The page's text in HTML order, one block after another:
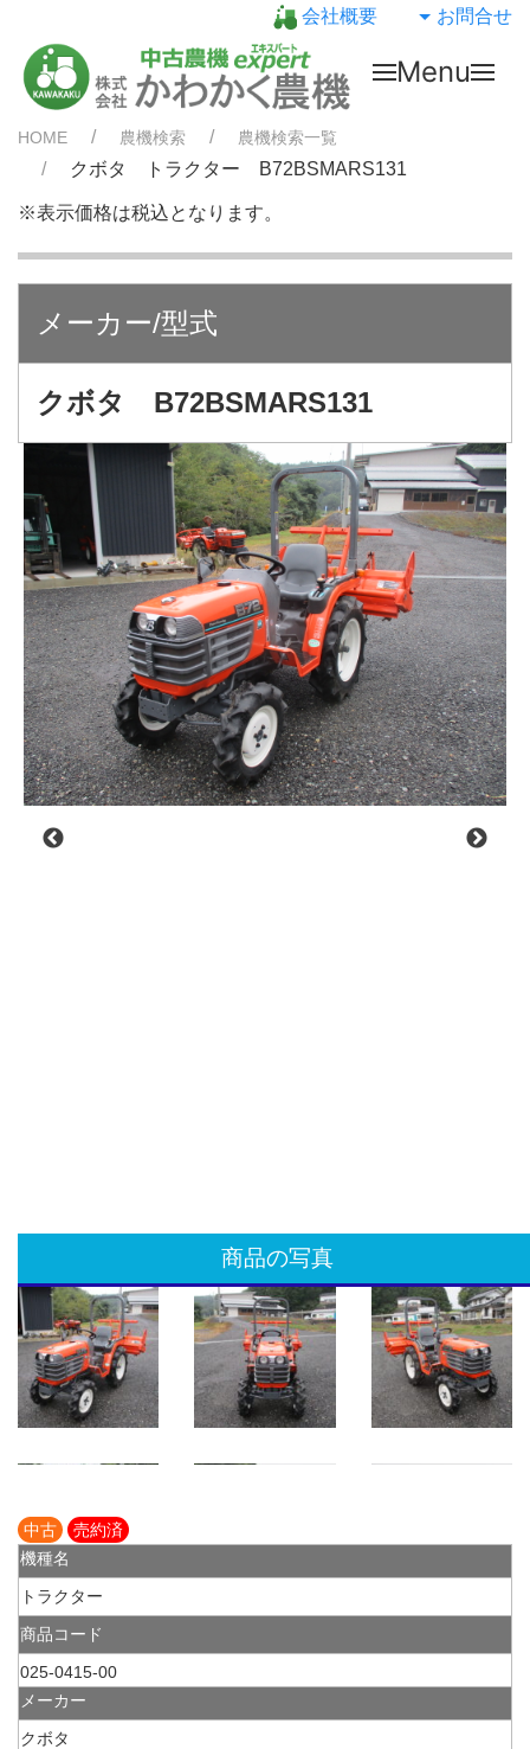
会社概要 お問合せ
Menu
HOME 農機検索 農機検索一覧
クボタ トラクター B72BSMARS131
※表示価格は税込となります。
メーカー/型式
クボタ B72BSMARS131
商品の写真
中古
売約済
機種名
トラクター
商品コード
025-0415-00
メーカー
クボタ